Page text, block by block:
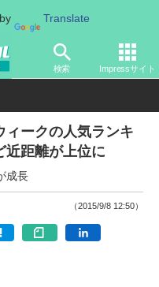
Translate
検索 Impressサイト
Webサイト
ィークの人気ランキ
近距離が上位に
成長
（2015/9/8 12:50）